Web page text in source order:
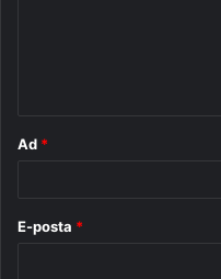
Ad *
E-posta *